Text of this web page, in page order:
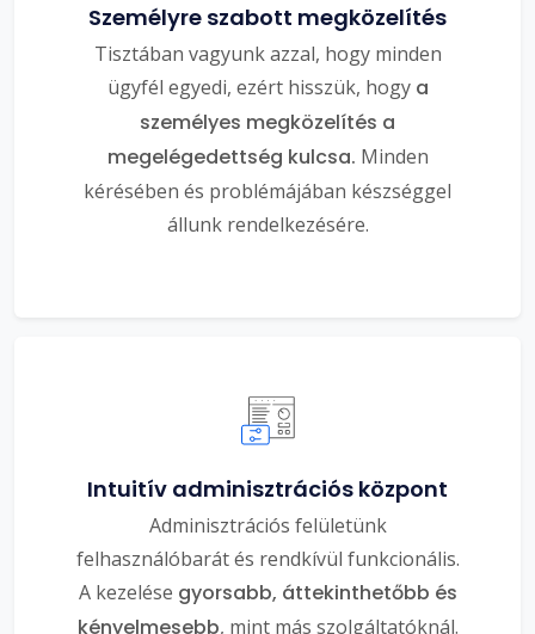
Személyre szabott megközelítés
Tisztában vagyunk azzal, hogy minden
ügyfél egyedi, ezért hisszük, hogy a
személyes megközelítés a
megelégedettség kulcsa. Minden
kérésében és problémájában készséggel
állunk rendelkezésére.
Intuitív adminisztrációs központ
Adminisztrációs felületünk
felhasználóbarát és rendkívül funkcionális.
A kezelése gyorsabb, áttekinthetőbb és
kényelmesebb, mint más szolgáltatóknál.